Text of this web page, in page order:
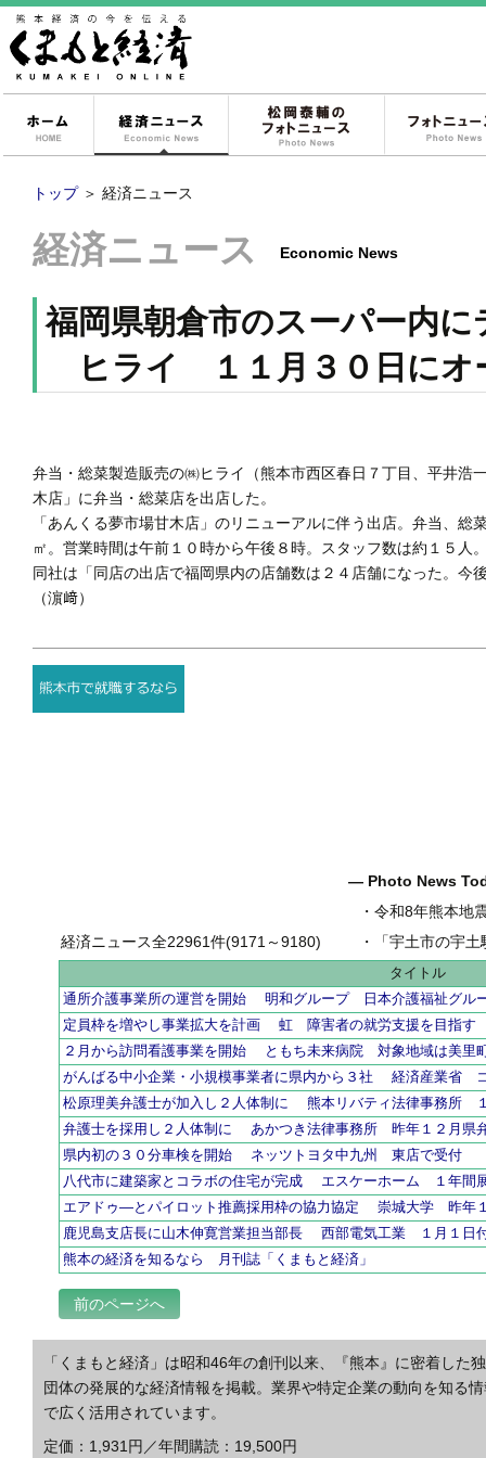
経済ニュース
トップ ＞ 経済ニュース
経済ニュース Economic News
福岡県朝倉市のスーパー内に
ヒライ １１月３０日
弁当・総菜製造販売の㈱ヒライ（熊本市西区春日７丁目、平井
木店」に弁当・総菜店を出店した。
「あんくる夢市場甘木店」のリニューアルに伴う出店。弁当、
㎡。営業時間は午前１０時から午後８時。スタッフ数は約１５
同社は「同店の出店で福岡県内の店舗数は２４店舗になった。
（濵﨑）
― Photo News
・令和8年熊本地
・
「宇土市の宇土駅前
経済ニュース全22961件(9171～9180)
タイトル
通所介護事業所の運営を開始 明和グループ 日本介護福祉グル
定員枠を増やし事業拡大を計画 虹 障害者の就労支援を目指す
２月から訪問看護事業を開始 ともち未来病院 対象地域は美里
がんばる中小企業・小規模事業者に県内から３社 経済産業省
松原理美弁護士が加入し２人体制に 熊本リバティ法律事務所
弁護士を採用し２人体制に あかつき法律事務所 昨年１２月県
県内初の３０分車検を開始 ネッツトヨタ中九州 東店で受付
八代市に建築家とコラボの住宅が完成 エスケーホーム １年間
エアドゥ―とパイロット推薦採用枠の協力協定 崇城大学 昨年
鹿児島支店長に山木伸寛営業担当部長 西部電気工業 １月１日
熊本の経済を知るなら 月刊誌「くまもと経済」
前のページへ
「くまもと経済」は昭和46年の創刊以来、『熊本』に密着し
団体の発展的な経済情報を掲載。業界や特定企業の動向を知る
で広く活用されています。
定価：1,931円／年間購読：19,500円